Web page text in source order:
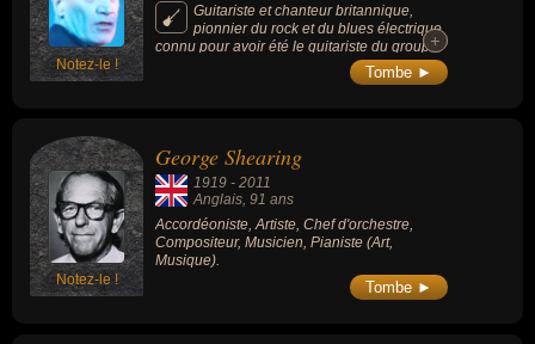
Notez-le !
Guitariste et chanteur britannique,
pionnier du rock et du blues électrique,
connu pour avoir été le guitariste du groupe
de pub rock anglais Dr. Feelgood. Son jeu
de guitare est particulièrement remarquable
+
+
Tombe ►
Notez-le !
George Shearing
1919 - 2011
Anglais, 91 ans
Accordéoniste, Artiste, Chef d'orchestre,
Compositeur, Musicien, Pianiste (Art,
Musique).
Tombe ►